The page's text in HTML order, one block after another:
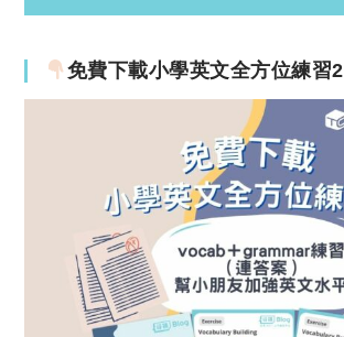
免費下載小學英文全方位練習2